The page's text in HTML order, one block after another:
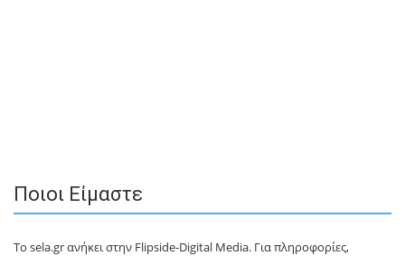
Ποιοι Είμαστε
Το sela.gr ανήκει στην Flipside-Digital Media. Για πληροφορίες,